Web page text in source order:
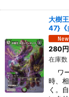
大樹
47}《
280円
在庫
ワー
時、
く。